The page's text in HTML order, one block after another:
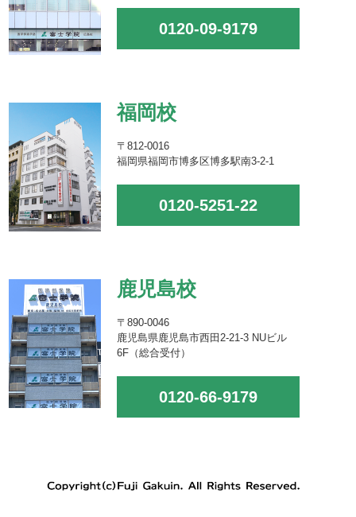
0120-09-9179
福岡校
〒812-0016
福岡県福岡市博多区博多駅南3-2-1
0120-5251-22
鹿児島校
〒890-0046
鹿児島県鹿児島市西田2-21-3 NUビル
6F（総合受付）
0120-66-9179